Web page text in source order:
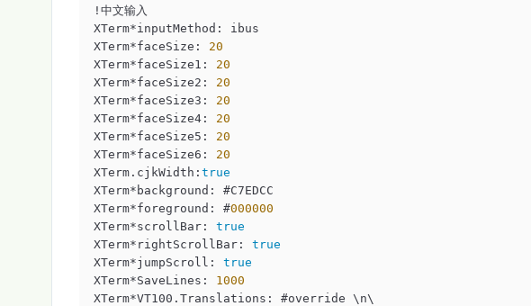
!中文输入
XTerm*inputMethod: ibus
XTerm*faceSize: 20
XTerm*faceSize1: 20
XTerm*faceSize2: 20
XTerm*faceSize3: 20
XTerm*faceSize4: 20
XTerm*faceSize5: 20
XTerm*faceSize6: 20
XTerm.cjkWidth:true
XTerm*background: #C7EDCC
XTerm*foreground: #000000
XTerm*scrollBar: true
XTerm*rightScrollBar: true
XTerm*jumpScroll: true
XTerm*SaveLines: 1000
XTerm*VT100.Translations: #override \n\